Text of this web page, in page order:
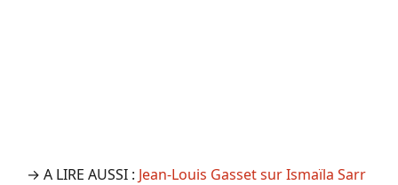
→ A LIRE AUSSI : Jean-Louis Gasset sur Ismaïla Sarr